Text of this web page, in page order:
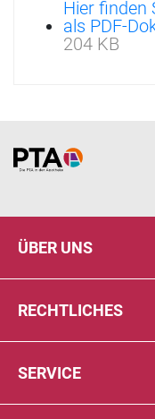
Hier finden
als PDF-
204 KB
Home
ÜBER UNS
RECHTLICHES
SERVICE